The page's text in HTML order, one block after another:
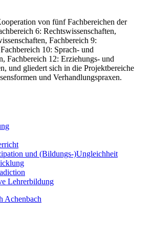
von fünf Fachbereichen der
6: Rechtswissenschaften,
Fachbereich 9:
10: Sprach- und
Fachbereich 12: Erziehungs- und
und gliedert sich in die Projektbereiche
und Verhandlungspraxen.
und (Bildungs-)Ungleichheit
Lehrerbildung
Achenbach